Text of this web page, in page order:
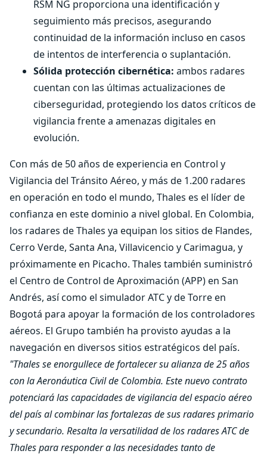
RSM NG proporciona una identificación y
seguimiento más precisos, asegurando
continuidad de la información incluso en casos
de intentos de interferencia o suplantación.
Sólida protección cibernética: ambos radares
cuentan con las últimas actualizaciones de
ciberseguridad, protegiendo los datos críticos de
vigilancia frente a amenazas digitales en
evolución.
Con más de 50 años de experiencia en Control y
Vigilancia del Tránsito Aéreo, y más de 1.200 radares
en operación en todo el mundo, Thales es el líder de
confianza en este dominio a nivel global. En Colombia,
los radares de Thales ya equipan los sitios de Flandes,
Cerro Verde, Santa Ana, Villavicencio y Carimagua, y
próximamente en Picacho. Thales también suministró
el Centro de Control de Aproximación (APP) en San
Andrés, así como el simulador ATC y de Torre en
Bogotá para apoyar la formación de los controladores
aéreos. El Grupo también ha provisto ayudas a la
navegación en diversos sitios estratégicos del país.
"Thales se enorgullece de fortalecer su alianza de 25 años
con la Aeronáutica Civil de Colombia. Este nuevo contrato
potenciará las capacidades de vigilancia del espacio aéreo
del país al combinar las fortalezas de sus radares primario
y secundario. Resalta la versatilidad de los radares ATC de
Thales para responder a las necesidades tanto de